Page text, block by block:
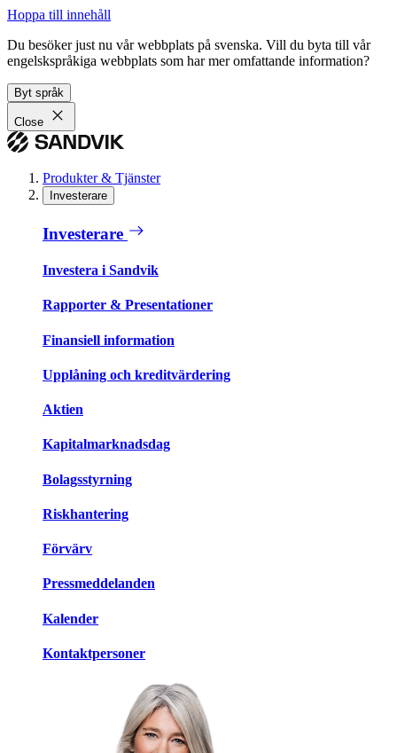
Hoppa till innehåll
Du besöker just nu vår webbplats på svenska. Vill du byta till vår
engelskspråkiga webbplats som har mer omfattande information?
Byt språk
Close
Produkter & Tjänster
Investerare
Investerare
Investera i Sandvik
Rapporter & Presentationer
Finansiell information
Upplåning och kreditvärdering
Aktien
Kapitalmarknadsdag
Bolagsstyrning
Riskhantering
Förvärv
Pressmeddelanden
Kalender
Kontaktpersoner